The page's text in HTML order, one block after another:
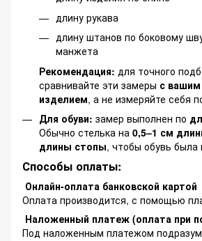
длину рукава
длину штанов по боковому
манжета
Рекомендация: для точного
сравнивайте эти замеры с
изделием, а не измеряйте себя
Для обуви: замер выполнен по
Обычно стелька на 0,5–1 см
длины стопы, чтобы обувь была
Способы оплаты:
Онлайн-оплата банковской картой
Оплата производится, с помощью
Наложенный платеж (оплата при
Под наложенным платежом